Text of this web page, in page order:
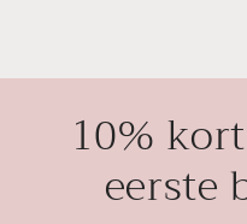
10%
eerste